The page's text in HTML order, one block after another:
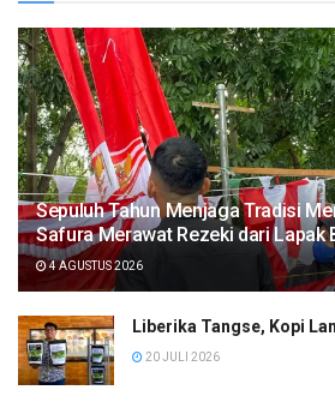
Sepuluh Tahun Menjaga Tradisi
Safura Merawat Rezeki dari Lapak
4 AGUSTUS 2026
Liberika Tangse, Kopi
20 JULI 2026